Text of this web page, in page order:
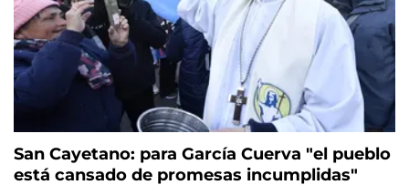
San Cayetano: para García Cuerva "el pueblo
está cansado de promesas incumplidas"